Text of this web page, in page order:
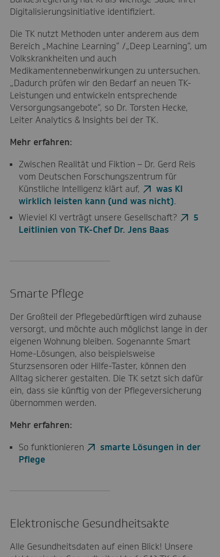
Digitalisierungsinitiative identifiziert.
Die TK nutzt Methoden unter anderem aus dem
Bereich „Machine Learning“ /„Deep Learning“, um
Volkskrankheiten und auch
Medikamentennebenwirkungen zu untersuchen.
„Dadurch prüfen wir den Bedarf an neuen TK-
Leistungen und entwickeln entsprechende
Versorgungsangebote“, so Dr. Torsten Hecke,
Leiter Analytics & Insights bei der TK.
Mehr erfahren:
Zwischen Realität und Fiktion – Dr. Gerd Reis
vom Deutschen Forschungszentrum für
Künstliche Intelligenz klärt auf,
was KI
wirklich leisten kann (und was nicht).
Wieviel KI verträgt unsere Gesellschaft?
5
Leitlinien von TK-Chef Dr. Jens Baas
Smarte Pflege
Der Großteil der Pflegebedürftigen wird zuhause
versorgt, und möchte auch möglichst lange in der
eigenen Wohnung bleiben. Sogenannte Smart
Home-Lösungen, also beispielsweise
Sturzsensoren oder Hilfe-Taster, können den
Alltag sicherer gestalten. Die TK setzt sich dafür
ein, dass sie künftig von der Pflegeversicherung
übernommen werden.
Mehr erfahren:
So funktionieren
smarte Lösungen in der
Pflege
Elektronische Gesundheitsakte
Alle Gesundheitsdaten auf einen Blick! Unsere